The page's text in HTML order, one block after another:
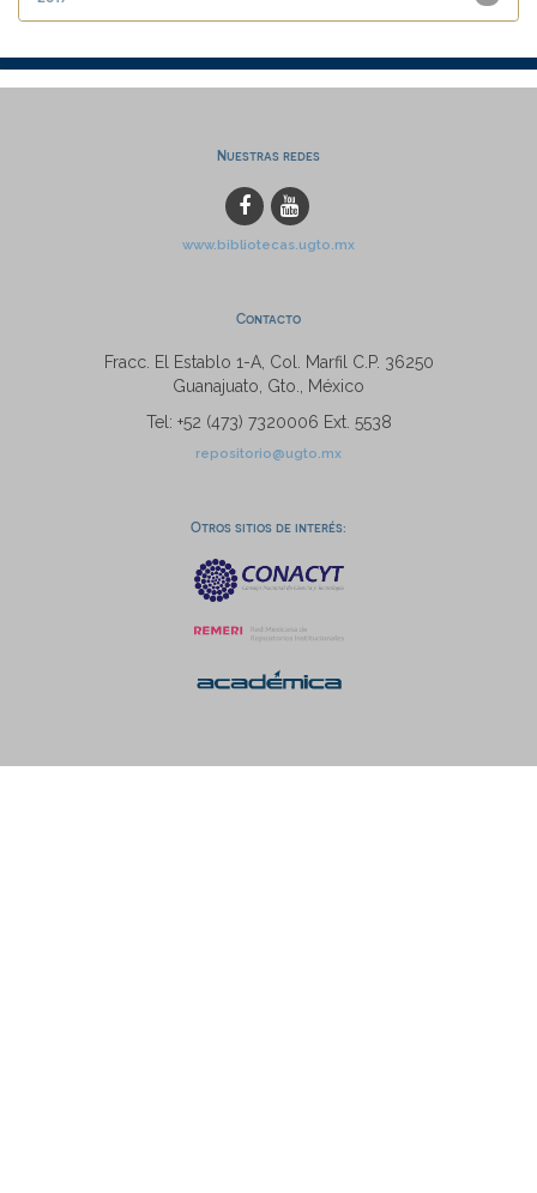
Nuestras redes
www.bibliotecas.ugto.mx
Contacto
Fracc. El Establo 1-A, Col. Marfil C.P. 36250
Guanajuato, Gto., México
Tel: +52 (473) 7320006 Ext. 5538
repositorio@ugto.mx
Otros sitios de interés: